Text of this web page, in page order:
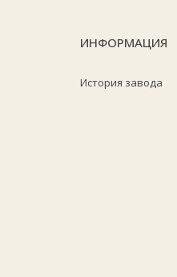
ИНФОРМАЦИЯ
История завода